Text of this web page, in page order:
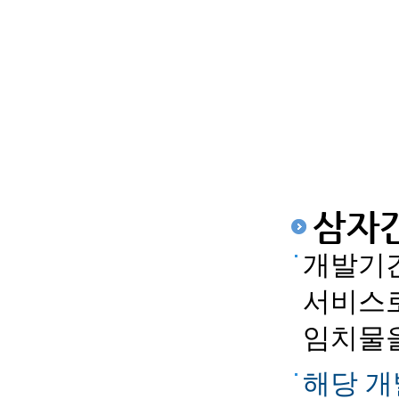
삼자
개발기
서비스
임치물
해당